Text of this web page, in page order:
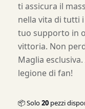
ti assicura il
nella vita di tutti
tuo supporto in
vittoria. Non
Maglia
legione di fan!
📦 Solo20 pezzi